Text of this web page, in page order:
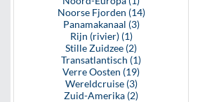
Noorse Fjorden (14)
Panamakanaal (3)
Rijn (rivier) (1)
Stille Zuidzee (2)
Transatlantisch (1)
Verre Oosten (19)
Wereldcruise (3)
Zuid-Amerika (2)